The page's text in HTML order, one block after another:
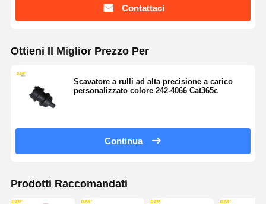
Contattaci
Ottieni Il Miglior Prezzo Per
Scavatore a rulli ad alta precisione a carico
personalizzato colore 242-4066 Cat365c
Continua
Prodotti Raccomandati